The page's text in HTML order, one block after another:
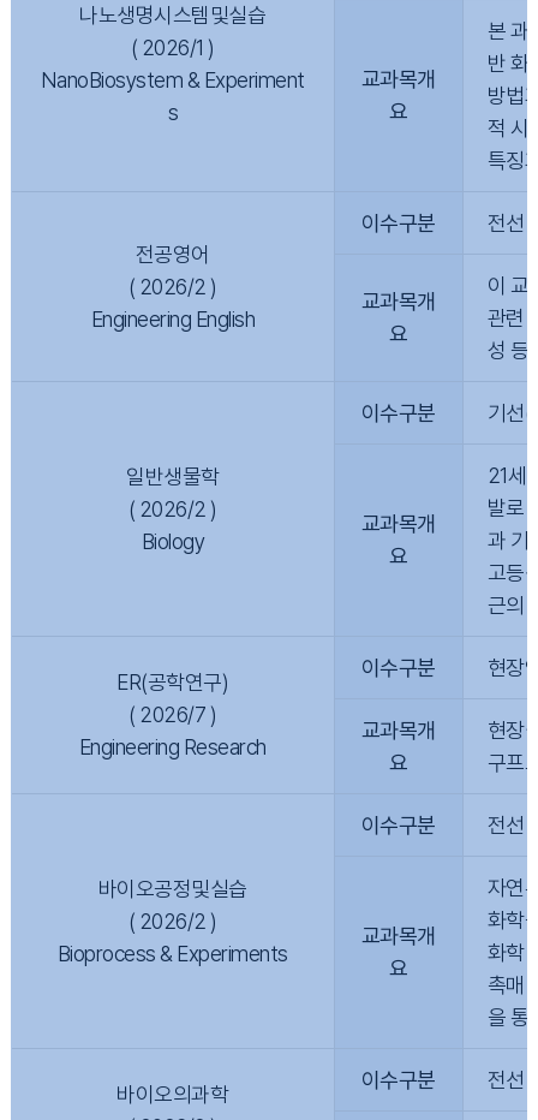
나노생명시스템및실습
( 2026/1 )
NanoBiosystem & Experiment
s
교과목개
요
본 과
반 화
방법
적 시
특징
전공영어
( 2026/2 )
Engineering English
이수구분 전선
교과목개
요
이 교
관련
성 등
일반생물학
( 2026/2 )
Biology
이수구분 기선(
교과목개
요
21세
발로
과 기
고등
근의
ER(공학연구)
( 2026/7 )
Engineering Research
이수구분 현장
교과목개
요
현장
구프
바이오공정및실습
( 2026/2 )
Bioprocess & Experiments
이수구분 전선
교과목개
요
자연
화학
화학
촉매
을 통
바이오의과학
이수구분 전선